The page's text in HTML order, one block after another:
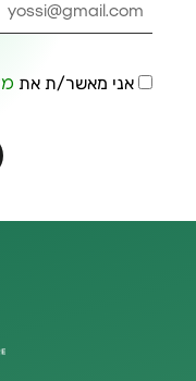
אני מאשר/ת את